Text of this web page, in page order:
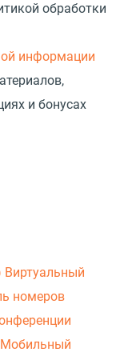
обработки
информации
и бонусах
Виртуальный
номеров
Мобильный